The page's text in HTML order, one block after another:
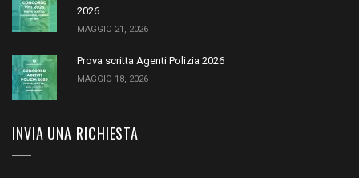
2026
MAGGIO 21, 2026
Prova scritta Agenti Polizia 2026
MAGGIO 18, 2026
INVIA UNA RICHIESTA